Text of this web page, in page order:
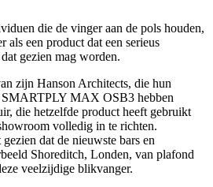
die de vinger aan de pols houden,
als een product dat een serieus
gezien mag worden.
zijn Hanson Architects, die hun
MAX OSB3 hebben
die hetzelfde product heeft gebruikt
volledig in te richten.
dat de nieuwste bars en
Shoreditch, Londen, van plafond
veelzijdige blikvanger.